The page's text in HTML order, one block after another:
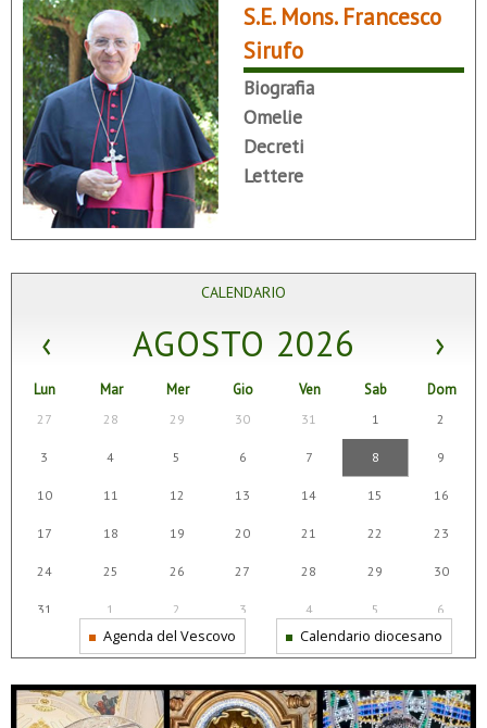
S.E. Mons. Francesco
Sirufo
Biografia
Omelie
Decreti
Lettere
CALENDARIO
‹ AGOSTO 2026 ›
Lun Mar Mer Gio Ven Sab Dom
27 28 29 30 31 1 2
3 4 5 6 7 8 9
10 11 12 13 14 15 16
17 18 19 20 21 22 23
24 25 26 27 28 29 30
31 1 2 3 4 5 6
Agenda del Vescovo Calendario diocesano